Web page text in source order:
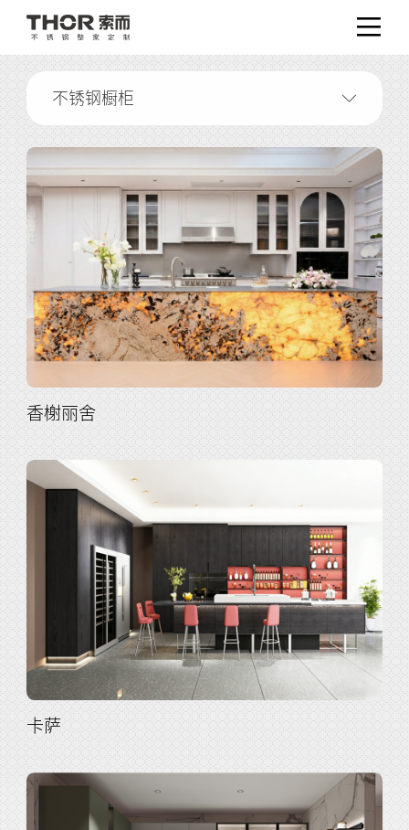
不锈钢橱柜
香榭丽舍
卡萨